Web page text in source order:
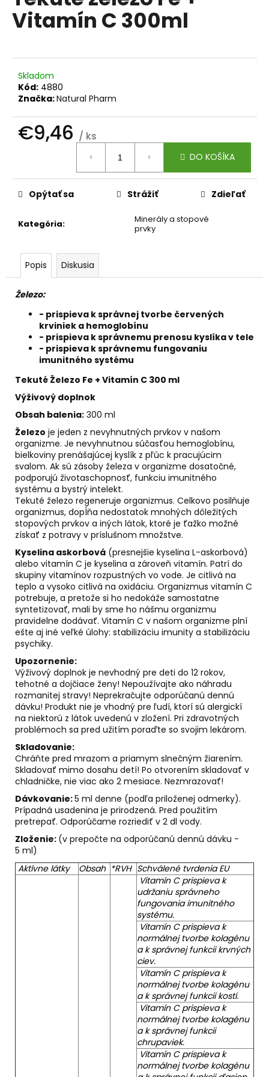
0,0
z
Vitamín C 300ml
Skladom
Kód: 4880
Značka:Natural Pharm
€9,46 / ks
DO KOŠÍKA
Kategória:
Minerály a stopové
prvky
Opýtať sa Strážiť Zdieľať
Popis Diskusia
Železo:
- prispieva k správnej tvorbe červených
krviniek a hemoglobínu
- prispieva k správnemu prenosu kyslíka v tele
- prispieva k správnemu fungovaniu
imunitného systému
Tekuté Železo Fe + Vitamín C 300 ml
Výživový doplnok
Obsah balenia: 300 ml
Železo je jeden z nevyhnutných prvkov v našom
organizme. Je nevyhnutnou súčasťou hemoglobínu,
bielkoviny prenášajúcej kyslík z pľúc k pracujúcim
svalom. Ak sú zásoby železa v organizme dosatočné,
podporujú životaschopnosť, funkciu imunitného
systému a bystrý intelekt.
Tekuté železo regeneruje organizmus. Celkovo posilňuje
organizmus, dopĺňa nedostatok mnohých dôležitých
stopových prvkov a iných látok, ktoré je ťažko možné
získať z potravy v príslušnom množstve.
Kyselina askorbová (presnejšie kyselina L-askorbová)
alebo vitamín C je kyselina a zároveň vitamín. Patrí do
skupiny vitamínov rozpustných vo vode. Je citlivá na
teplo a vysoko citlivá na oxidáciu. Organizmus vitamín C
potrebuje, a pretože si ho nedokáže samostatne
syntetizovať, mali by sme ho nášmu organizmu
pravidelne dodávať. Vitamín C v našom organizme plní
ešte aj iné veľké úlohy: stabilizáciu imunity a stabilizáciu
psychiky.
Upozornenie:
Výživový doplnok je nevhodný pre deti do 12 rokov,
tehotné a dojčiace ženy! Nepoužívajte ako náhradu
rozmanitej stravy! Neprekračujte odporúčanú dennú
dávku! Produkt nie je vhodný pre ľudí, ktorí sú alergickí
na niektorú z látok uvedenú v zložení. Pri zdravotných
problémoch sa pred užitím poraďte so svojim lekárom.
Skladovanie:
Chráňte pred mrazom a priamym slnečným žiarením.
Skladovať mimo dosahu detí! Po otvorením skladovať v
chladničke, nie viac ako 2 mesiace. Nezmrazovať!
Dávkovanie:5 ml denne (podľa priloženej odmerky).
Prípadná usadenina je prirodzená. Pred použitím
pretrepať. Odporúčame rozriediť v 2 dl vody.
Zloženie: (v prepočte na odporúčanú dennú dávku -
5 ml)
Aktívne látky
Obsah *RVH Schválené tvrdenia EU
Vitamín C prispieva k
udržaniu správneho
fungovania imunitného
systému.
Vitamín C prispieva k
normálnej tvorbe kolagénu
a k správnej funkcii krvných
ciev.
Vitamín C prispieva k
normálnej tvorbe kolagénu
a k správnej funkcii kostí.
Vitamín C prispieva k
normálnej tvorbe kolagénu
a k správnej funkcii
chrupaviek.
Vitamín C prispieva k
normálnej tvorbe kolagénu
á
j
ť
?
O
p
o
m
SVIEČKA
ZVEĽADENIE
VÁŠNE
A
SEXUALITY
€9,50